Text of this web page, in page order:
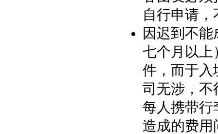
自行申请
因迟到不
七个月以上
件，而于入
司无涉，不
每人携带行
造成的费用